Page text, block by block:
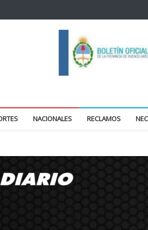
NACIONALES RECLAMOS